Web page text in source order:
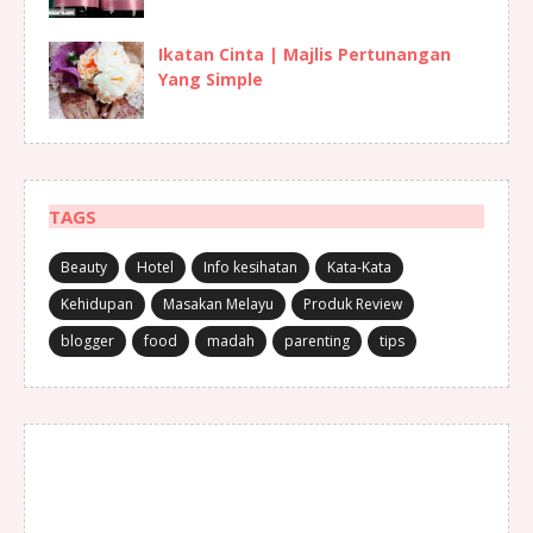
Ikatan Cinta | Majlis Pertunangan
Yang Simple
TAGS
Beauty Hotel Info kesihatan
Kata-Kata
Kehidupan
Masakan Melayu
Produk Review
blogger
food madah parenting tips